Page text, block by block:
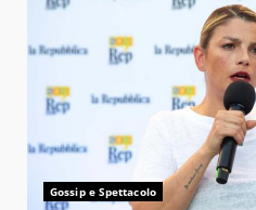
Gossip e Spettacolo